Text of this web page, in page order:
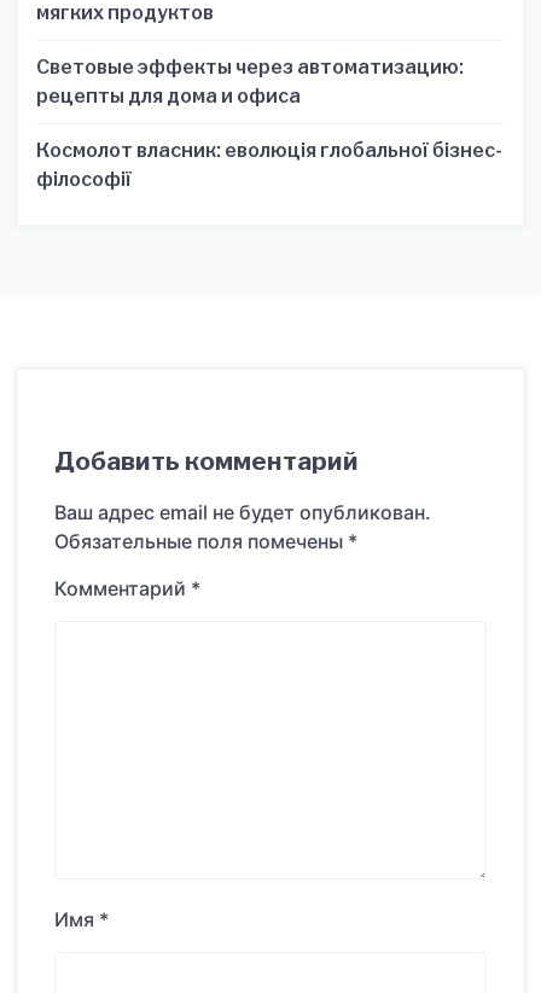
мягких продуктов
Световые эффекты через автоматизацию:
рецепты для дома и офиса
Космолот власник: еволюція глобальної бізнес-
філософії
Добавить комментарий
Ваш адрес email не будет опубликован.
Обязательные поля помечены *
Комментарий *
Имя *